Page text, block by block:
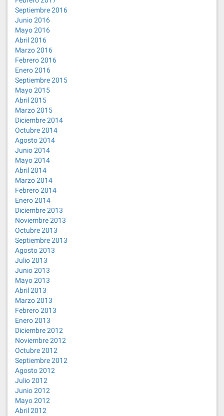
Septiembre 2016
Junio 2016
Mayo 2016
Abril 2016
Marzo 2016
Febrero 2016
Enero 2016
Septiembre 2015
Mayo 2015
Abril 2015
Marzo 2015
Diciembre 2014
Octubre 2014
Agosto 2014
Junio 2014
Mayo 2014
Abril 2014
Marzo 2014
Febrero 2014
Enero 2014
Diciembre 2013
Noviembre 2013
Octubre 2013
Septiembre 2013
Agosto 2013
Julio 2013
Junio 2013
Mayo 2013
Abril 2013
Marzo 2013
Febrero 2013
Enero 2013
Diciembre 2012
Noviembre 2012
Octubre 2012
Septiembre 2012
Agosto 2012
Julio 2012
Junio 2012
Mayo 2012
Abril 2012